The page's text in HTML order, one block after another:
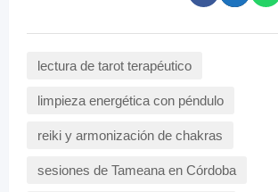
lectura de tarot terapéutico
limpieza energética con péndulo
reiki y armonización de chakras
sesiones de Tameana en Córdoba